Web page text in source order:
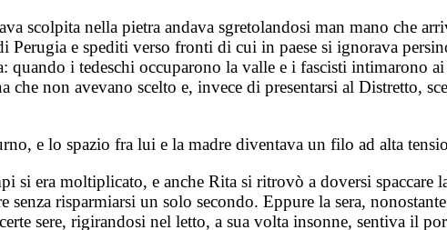
scolpita nella pietra andava sgretolandosi man mano che
Perugia e spediti verso fronti di cui in paese si ignorava
quando i tedeschi occuparono la valle e i fascisti intimarono
che non avevano scelto e, invece di presentarsi al Distretto,
e lo spazio fra lui e la madre diventava un filo ad alta
si era moltiplicato, e anche Rita si ritrovò a doversi
risparmiarsi un solo secondo. Eppure la sera,
sere, rigirandosi nel letto, a sua volta insonne, sentiva il